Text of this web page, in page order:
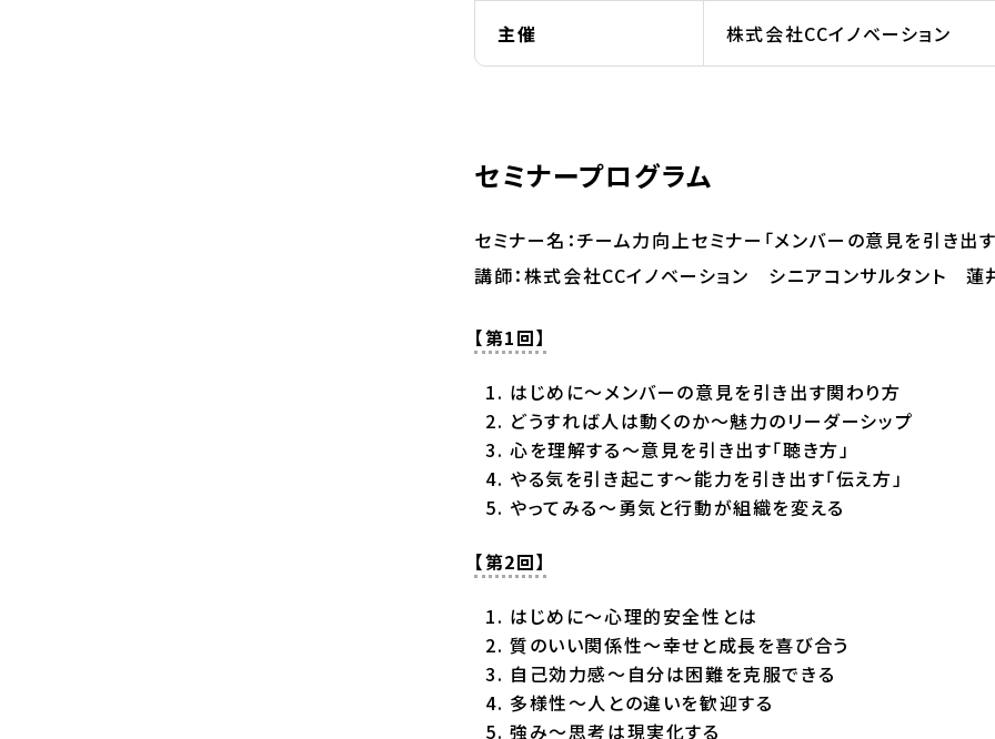
主催 株式会社CCイノベーション
セミナープログラム
セミナー名：チーム力向上セミナー「メンバーの意見を引き出
講師：株式会社CCイノベーション シニアコンサルタント 蓮
【第1回】
はじめに～メンバーの意見を引き出す関わり方
どうすれば人は動くのか～魅力のリーダーシップ
心を理解する～意見を引き出す「聴き方」
やる気を引き起こす～能力を引き出す「伝え方」
やってみる～勇気と行動が組織を変える
【第2回】
はじめに～心理的安全性とは
質のいい関係性～幸せと成長を喜び合う
自己効力感～自分は困難を克服できる
多様性～人との違いを歓迎する
強み～思考は現実化する